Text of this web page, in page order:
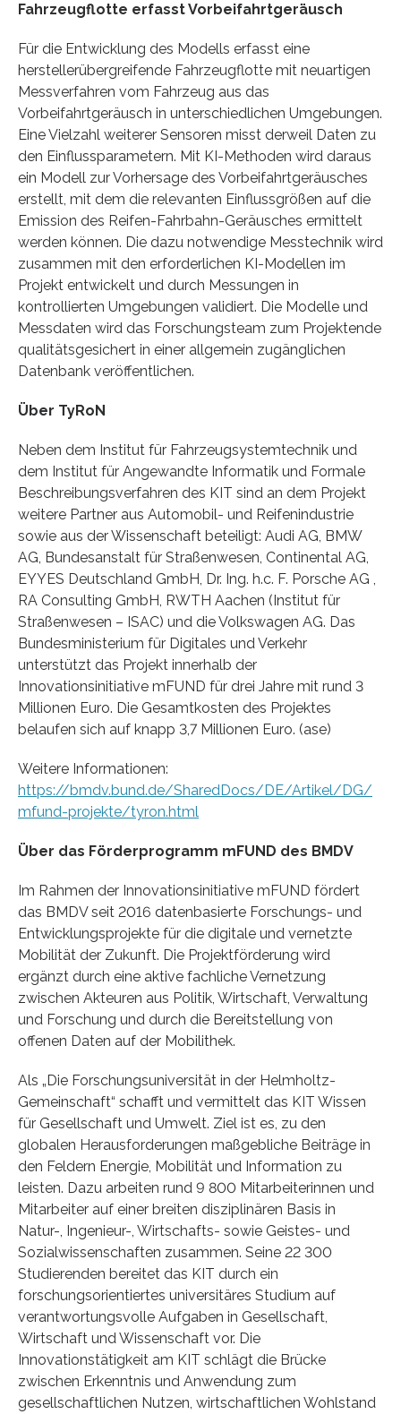
Fahrzeugflotte erfasst Vorbeifahrtgeräusch
Für die Entwicklung des Modells erfasst eine
herstellerübergreifende Fahrzeugflotte mit neuartigen
Messverfahren vom Fahrzeug aus das
Vorbeifahrtgeräusch in unterschiedlichen Umgebungen.
Eine Vielzahl weiterer Sensoren misst derweil Daten zu
den Einflussparametern. Mit KI-Methoden wird daraus
ein Modell zur Vorhersage des Vorbeifahrtgeräusches
erstellt, mit dem die relevanten Einflussgrößen auf die
Emission des Reifen-Fahrbahn-Geräusches ermittelt
werden können. Die dazu notwendige Messtechnik wird
zusammen mit den erforderlichen KI-Modellen im
Projekt entwickelt und durch Messungen in
kontrollierten Umgebungen validiert. Die Modelle und
Messdaten wird das Forschungsteam zum Projektende
qualitätsgesichert in einer allgemein zugänglichen
Datenbank veröffentlichen.
Über TyRoN
Neben dem Institut für Fahrzeugsystemtechnik und
dem Institut für Angewandte Informatik und Formale
Beschreibungsverfahren des KIT sind an dem Projekt
weitere Partner aus Automobil- und Reifenindustrie
sowie aus der Wissenschaft beteiligt: Audi AG, BMW
AG, Bundesanstalt für Straßenwesen, Continental AG,
EYYES Deutschland GmbH, Dr. Ing. h.c. F. Porsche AG ,
RA Consulting GmbH, RWTH Aachen (Institut für
Straßenwesen – ISAC) und die Volkswagen AG. Das
Bundesministerium für Digitales und Verkehr
unterstützt das Projekt innerhalb der
Innovationsinitiative mFUND für drei Jahre mit rund 3
Millionen Euro. Die Gesamtkosten des Projektes
belaufen sich auf knapp 3,7 Millionen Euro. (ase)
Weitere Informationen:
https://bmdv.bund.de/SharedDocs/DE/Artikel/DG/
mfund-projekte/tyron.html
Über das Förderprogramm mFUND des BMDV
Im Rahmen der Innovationsinitiative mFUND fördert
das BMDV seit 2016 datenbasierte Forschungs- und
Entwicklungsprojekte für die digitale und vernetzte
Mobilität der Zukunft. Die Projektförderung wird
ergänzt durch eine aktive fachliche Vernetzung
zwischen Akteuren aus Politik, Wirtschaft, Verwaltung
und Forschung und durch die Bereitstellung von
offenen Daten auf der Mobilithek.
Als „Die Forschungsuniversität in der Helmholtz-
Gemeinschaft“ schafft und vermittelt das KIT Wissen
für Gesellschaft und Umwelt. Ziel ist es, zu den
globalen Herausforderungen maßgebliche Beiträge in
den Feldern Energie, Mobilität und Information zu
leisten. Dazu arbeiten rund 9 800 Mitarbeiterinnen und
Mitarbeiter auf einer breiten disziplinären Basis in
Natur-, Ingenieur-, Wirtschafts- sowie Geistes- und
Sozialwissenschaften zusammen. Seine 22 300
Studierenden bereitet das KIT durch ein
forschungsorientiertes universitäres Studium auf
verantwortungsvolle Aufgaben in Gesellschaft,
Wirtschaft und Wissenschaft vor. Die
Innovationstätigkeit am KIT schlägt die Brücke
zwischen Erkenntnis und Anwendung zum
gesellschaftlichen Nutzen, wirtschaftlichen Wohlstand